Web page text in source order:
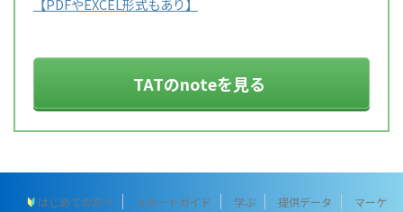
【PDFやEXCEL形式もあり】
TATのnoteを見る
はじめての方へ スタートガイド 学ぶ 提供データ マーケ